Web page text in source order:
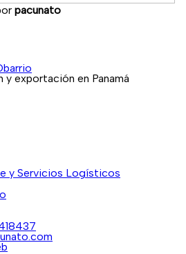
pacunato
exportación en Panamá
y Servicios Logísticos